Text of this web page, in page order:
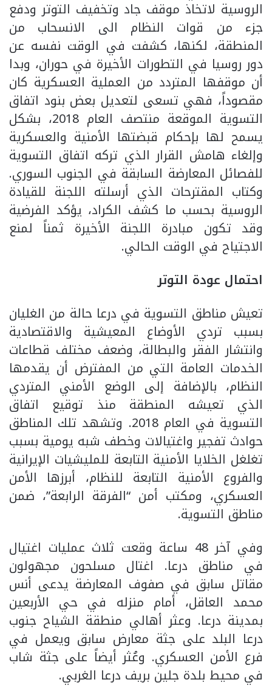
الروسية لاتخاذ موقف جاد وتخفيف التوتر ودفع
جزء من قوات النظام الى الانسحاب من
المنطقة، لكنها، كشفت في الوقت نفسه عن
دور روسيا في التطورات الأخيرة في حوران، وبدا
أن موقفها المتردد من العملية العسكرية كان
مقصوداً، فهي تسعى لتعديل بعض بنود اتفاق
التسوية الموقعة منتصف العام 2018، بشكل
يسمح لها بإحكام قبضتها الأمنية والعسكرية
وإلغاء هامش القرار الذي تركه اتفاق التسوية
للفصائل المعارضة السابقة في الجنوب السوري.
وكتاب المقترحات الذي أرسلته اللجنة للقيادة
الروسية بحسب ما كشف الكراد، يؤكد الفرضية
وقد تكون مبادرة اللجنة الأخيرة ثمناً لمنع
الاجتياح في الوقت الحالي.
احتمال عودة التوتر
تعيش مناطق التسوية في درعا حالة من الغليان
بسبب تردي الأوضاع المعيشية والاقتصادية
وانتشار الفقر والبطالة، وضعف مختلف قطاعات
الخدمات العامة التي من المفترض أن يقدمها
النظام، بالإضافة إلى الوضع الأمني المتردي
الذي تعيشه المنطقة منذ توقيع اتفاق
التسوية في العام 2018. وتشهد تلك المناطق
حوادث تفجير واغتيالات وخطف شبه يومية بسبب
تغلغل الخلايا الأمنية التابعة للمليشيات الإيرانية
والفروع الأمنية التابعة للنظام، أبرزها الأمن
العسكري، ومكتب أمن “الفرقة الرابعة”، ضمن
مناطق التسوية.
وفي آخر 48 ساعة وقعت ثلاث عمليات اغتيال
في مناطق درعا. اغتال مسلحون مجهولون
مقاتل سابق في صفوف المعارضة يدعى أنس
محمد العاقل، أمام منزله في حي الأربعين
بمدينة درعا. وعثر أهالي منطقة الشياح جنوب
درعا البلد على جثة معارض سابق ويعمل في
فرع الأمن العسكري. وعُثر أيضاً على جثة شاب
في محيط بلدة جلين بريف درعا الغربي.